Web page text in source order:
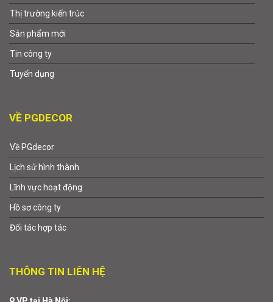
Thị trường kiến trúc
Sản phẩm mới
Tin công ty
Tuyển dụng
VỀ PGDECOR
Về PGdecor
Lịch sử hình thành
Lĩnh vực hoạt động
Hồ sơ công ty
Đối tác hợp tác
THÔNG TIN LIÊN HỆ